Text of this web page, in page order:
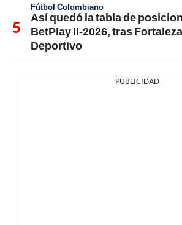
Fútbol Colombiano
Así quedó la tabla de
BetPlay II-2026, tras
Deportivo
PUBLICIDAD